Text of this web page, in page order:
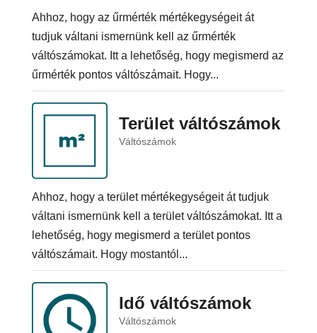
Ahhoz, hogy az űrmérték mértékegységeit át
tudjuk váltani ismernünk kell az űrmérték
váltószámokat. Itt a lehetőség, hogy megismerd az
űrmérték pontos váltószámait. Hogy...
Terület váltószámok
Váltószámok
Ahhoz, hogy a terület mértékegységeit át tudjuk
váltani ismernünk kell a terület váltószámokat. Itt a
lehetőség, hogy megismerd a terület pontos
váltószámait. Hogy mostantól...
Idő váltószámok
Váltószámok